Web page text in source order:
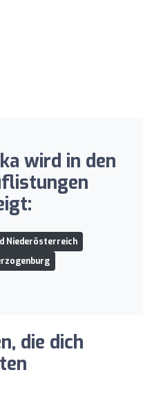
wird in den
Niederösterreich
die dich